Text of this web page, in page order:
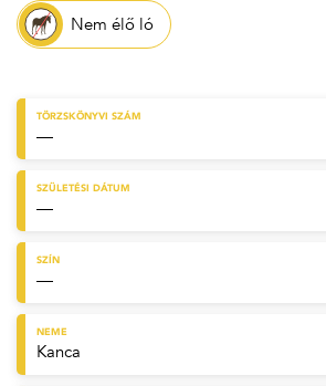
Nem élő ló
TÖRZSKÖNYVI SZÁM
—
SZÜLETÉSI DÁTUM
—
SZÍN
—
NEME
Kanca